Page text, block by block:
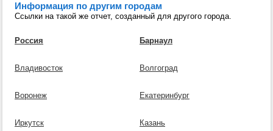
Информация по другим городам
Ссылки на такой же отчет, созданный для другого города.
Россия Барнаул
Владивосток Волгоград
Воронеж Екатеринбург
Иркутск Казань